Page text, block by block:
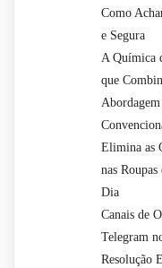
Como
e Segura
A Química
que
Elimina as
nas
Dia
Canais de
Telegram
Resolução